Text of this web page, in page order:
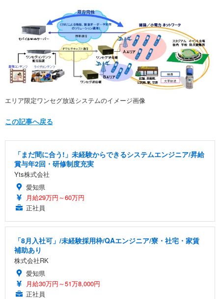
ショッピング その他
エリア限定ワンセグ放送システムのイメージ画像
この記事へ戻る
「まだ間に合う!」未経験からできるシステムエンジニア/昇給
賞与年2回・研修制度充実
Yts株式会社
愛知県
月給29万円～60万円
正社員
「8月入社可」/未経験採用枠/QAエンジニア/寮・社宅・家賃
補助あり
株式会社RK
愛知県
月給30万円～51万8,000円
正社員